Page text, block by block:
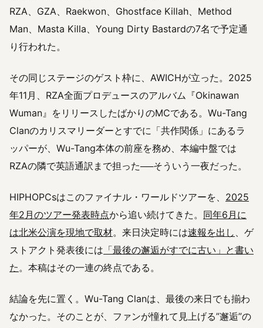
RZA、GZA、Raekwon、Ghostface Killah、Method
Man、Masta Killa、Young Dirty Bastardの7名で予定通
り行われた。
その同じステージのゲスト枠に、AWICHが立った。2025
年11月、RZA全面プロデュースのアルバム『Okinawan
Wuman』をリリースしたばかりのMCである。Wu-Tang
Clanのカリスマリーダーとすでに「共作関係」にあるラ
ッパーが、Wu-Tang本体の前座を務め、本編中盤では
RZAの隣で英語通訳まで担った──そういう一夜だった。
HIPHOPCsはこのファイナル・ワールドツアーを、 2025
年2月のツアー発表時点から追い続けてきた。 同年6月に
は北米公演を現地で取材。来日決定時には速報を出し 、ゲ
ストアクト発表後には 「最後の邂逅がすでに古い」と書い
た 。本稿はその一連の終点である。
結論を先に置く。Wu-Tang Clanは、最後の来日でも揃わ
なかった。そのことが、ファンが憧れて見上げる”邂逅”の